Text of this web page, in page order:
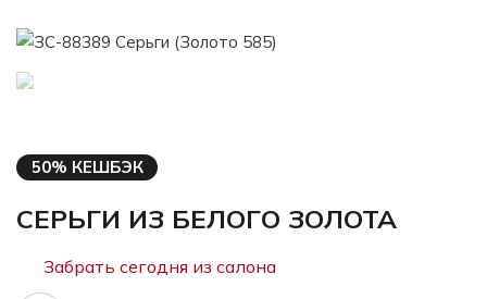
50% КЕШБЭК
СЕРЬГИ ИЗ БЕЛОГО ЗОЛОТА
Забрать сегодня из салона